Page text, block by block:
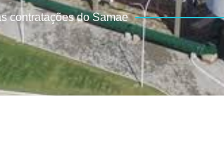
contratações do Samae